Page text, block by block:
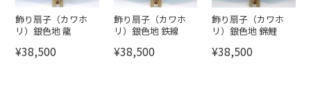
飾り扇子（カワホ
リ）銀色地 龍
¥38,500
飾り扇子（カワホ
リ）銀色地 鉄線
¥38,500
飾り扇子（カワホ
リ）銀色地 錦鯉
¥38,500